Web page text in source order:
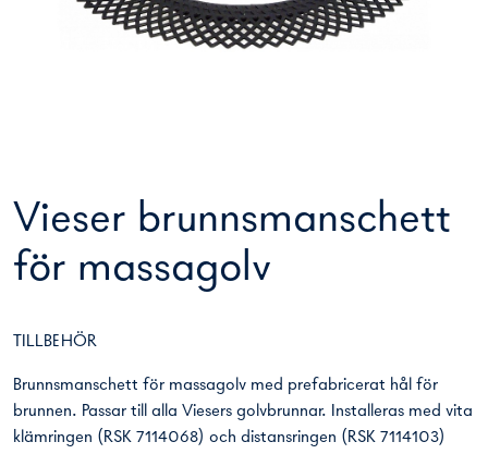
Vieser brunnsmanschett
för massagolv
TILLBEHÖR
Brunnsmanschett för massagolv med prefabricerat hål för
brunnen. Passar till alla Viesers golvbrunnar. Installeras med vita
klämringen (RSK 7114068) och distansringen (RSK 7114103)